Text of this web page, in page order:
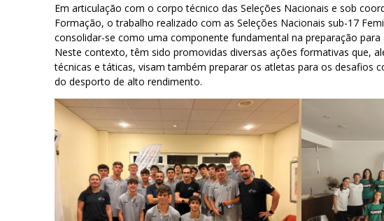
Em articulação com o corpo técnico das Seleções Nacionais e sob
Formação, o trabalho realizado com as Seleções Nacionais sub-17
consolidar-se como uma componente fundamental na preparação
Neste contexto, têm sido promovidas diversas ações formativas que,
técnicas e táticas, visam também preparar os atletas para os desafios
do desporto de alto rendimento.